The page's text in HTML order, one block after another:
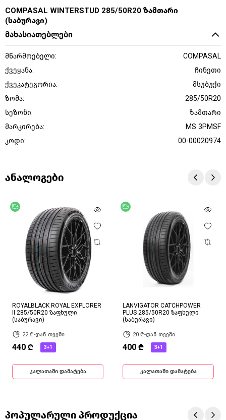
COMPASAL WINTERSTUD 285/50R20 ზამთარი
(საბურავი)
მახასიათებლები
მწარმოებელი:
COMPASAL
ქვეყანა:
ჩინეთი
ქვეკატეგორია:
მსუბუქი
ზომა:
285/50R20
სეზონი:
ზამთარი
მარკირება:
MS 3PMSF
კოდი:
00-00020974
ანალოგები
უფასო მიწოდება
ROYALBLACK ROYAL EXPLORER
II 285/50R20 ზაფხული
(საბურავი)
22 ₾-დან თვეში
440 ₾ 3+1
კალათაში დამატება
LANVIGATOR CATCHPOWER
PLUS 285/50R20 ზაფხული
(საბურავი)
20 ₾-დან თვეში
400 ₾ 3+1
კალათაში დამატება
პოპულარული პროდუქცია